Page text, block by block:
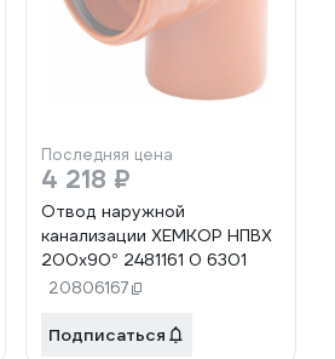
Последняя цена
4 218 ₽
Отвод наружной
канализации ХЕМКОР НПВХ
200х90° 2481161 0 6301
20806167
Подписаться